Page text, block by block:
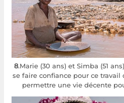
8.Marie (30 ans) et Simba (51
se faire confiance pour ce travail
permettre une vie décente